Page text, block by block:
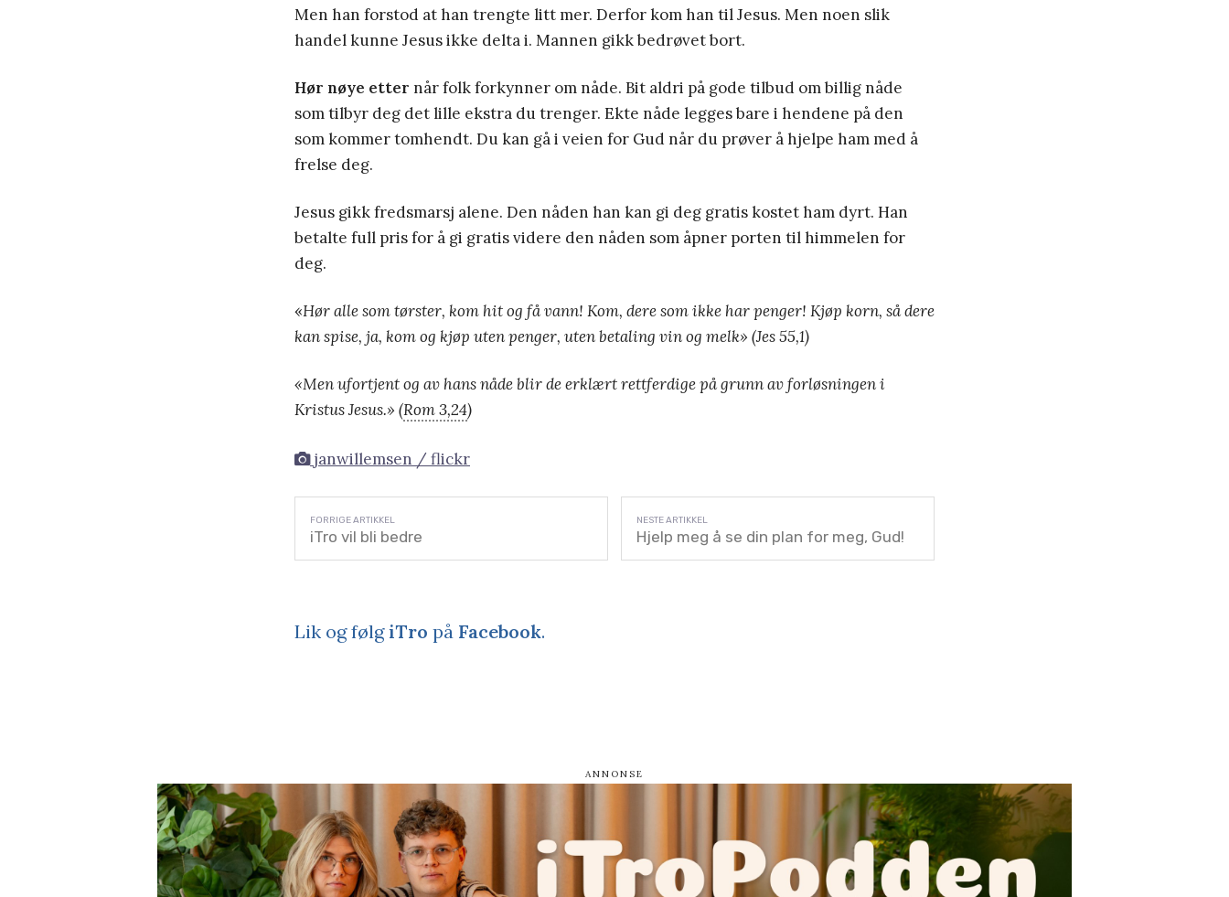
Men han forstod at han trengte litt mer. Derfor kom han til Jesus. Men noen slik
handel kunne Jesus ikke delta i. Mannen gikk bedrøvet bort.
Hør nøye etter når folk forkynner om nåde. Bit aldri på gode tilbud om billig nåde
som tilbyr deg det lille ekstra du trenger. Ekte nåde legges bare i hendene på den
som kommer tomhendt. Du kan gå i veien for Gud når du prøver å hjelpe ham med å
frelse deg.
Jesus gikk fredsmarsj alene. Den nåden han kan gi deg gratis kostet ham dyrt. Han
betalte full pris for å gi gratis videre den nåden som åpner porten til himmelen for
deg.
«Hør alle som tørster, kom hit og få vann! Kom, dere som ikke har penger! Kjøp korn, så dere
kan spise, ja, kom og kjøp uten penger, uten betaling vin og melk» (Jes 55,1)
«Men ufortjent og av hans nåde blir de erklært rettferdige på grunn av forløsningen i
Kristus Jesus.» (Rom 3,24)
janwillemsen / flickr
iTro vil bli bedre Hjelp meg å se din plan for meg, Gud!
Lik og følgiTro på Facebook.